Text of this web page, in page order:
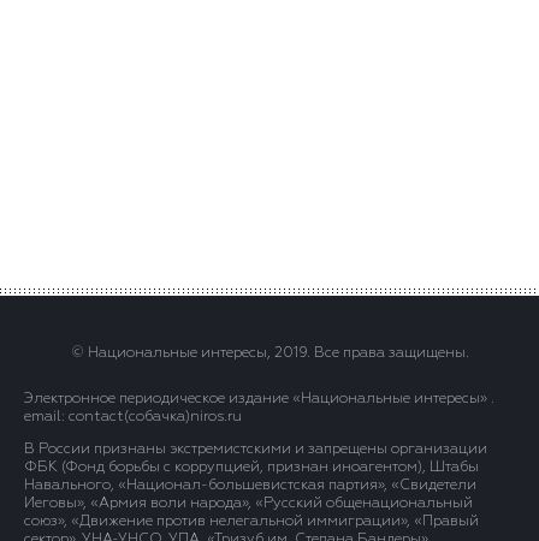
© Национальные интересы, 2019. Все права защищены.
Электронное периодическое издание «Национальные интересы» .
email: contact(сoбaчка)niros.ru
В России признаны экстремистскими и запрещены организации
ФБК (Фонд борьбы с коррупцией, признан иноагентом), Штабы
Навального, «Национал-большевистская партия», «Свидетели
Иеговы», «Армия воли народа», «Русский общенациональный
союз», «Движение против нелегальной иммиграции», «Правый